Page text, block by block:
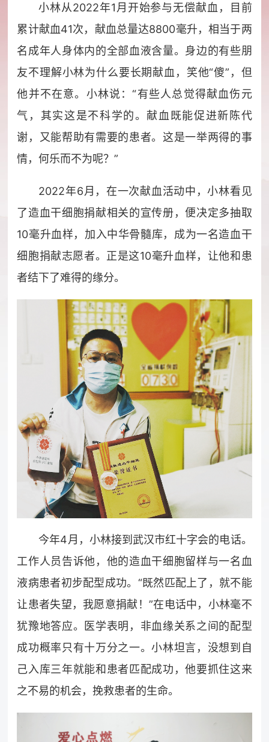
小林从2022年1月开始参与无偿献血，目前
累计献血41次，献血总量达8800毫升，相当于两
名成年人身体内的全部血液含量。身边的有些朋
友不理解小林为什么要长期献血，笑他“傻”，但
他并不在意。小林说：“有些人总觉得献血伤元
气，其实这是不科学的。献血既能促进新陈代
谢，又能帮助有需要的患者。这是一举两得的事
情，何乐而不为呢？”
2022年6月，在一次献血活动中，小林看见
了造血干细胞捐献相关的宣传册，便决定多抽取
10毫升血样，加入中华骨髓库，成为一名造血干
细胞捐献志愿者。正是这10毫升血样，让他和患
者结下了难得的缘分。
今年4月，小林接到武汉市红十字会的电话。
工作人员告诉他，他的造血干细胞留样与一名血
液病患者初步配型成功。“既然匹配上了，就不能
让患者失望，我愿意捐献！”在电话中，小林毫不
犹豫地答应。医学表明，非血缘关系之间的配型
成功概率只有十万分之一。小林坦言，没想到自
己入库三年就能和患者匹配成功，他要抓住这来
之不易的机会，挽救患者的生命。